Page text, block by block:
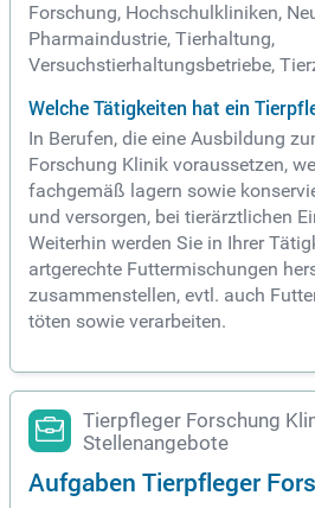
Forschung, Hochschulkliniken,
Pharmaindustrie, Tierhaltung,
Versuchstierhaltungsbetriebe,
Welche Tätigkeiten hat ein
In Berufen, die eine Ausbildung
Forschung Klinik voraussetzen,
fachgemäß lagern sowie
und versorgen, bei tierärztlichen
Weiterhin werden Sie in Ihrer
artgerechte Futtermischungen
zusammenstellen, evtl. auch
töten sowie verarbeiten.
Tierpfleger Forschung
Stellenangebote
Aufgaben Tierpfleger